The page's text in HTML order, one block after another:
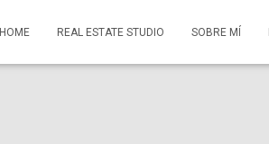
HOME REAL ESTATE STUDIO SOBRE MÍ